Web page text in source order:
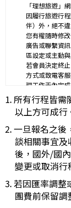
一、 旅遊地區（
二、
行程（啟程
宿旅館、餐
明）：
與本契約有關之
均視為本契約內
負之義務不得低
第一項記載得以
未記載第一項內容
明會之說明記載不
第四條（集合及出發時
甲方應於民國
__________準時
發，亦未能中途
三條之約定，行
第五條（旅遊費用及
旅遊費用：
除雙方有特別約
一、
簽訂本契約
「理想旅遊」
因履行旅遊行
伴）外，絕不
您有權隨時修
廣告或聯繫資
區設定或主動
若會員決定終
方式或致電客
理工作天內完
法》及《稅捐
紀錄將於法定
止「理想旅遊
郵件為準），
【Cookies 的運用政
為提供個人化
某些時候追蹤
助作用，例如
您上網至本行
※ Cookies 是網
它可能在使用
1. 所有行程皆需
以上方可成行
2. 一旦報名之
談相關事宜
後，國外/國
變更或取消行
3. 若因匯率調
團費前保留調